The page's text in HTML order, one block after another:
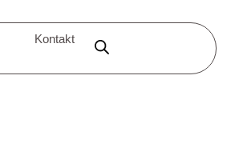
Kontakt